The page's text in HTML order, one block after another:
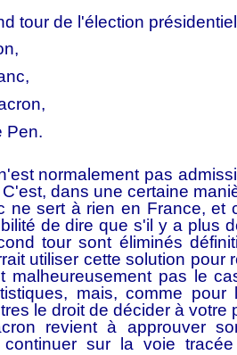
tour de l'élection
Pen.
normalement pas
dans une certaine
ne sert à rien en France, et
de dire que s'il y a plus
tour sont éliminés
utiliser cette solution
malheureusement pas le
mais, comme
le droit de décider à votre
revient à approuver
continuer sur la voie